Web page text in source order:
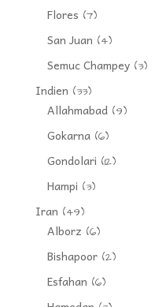
Flores (7)
San Juan (4)
Semuc Champey(3)
Indien (33)
Allahmabad(9)
Gokarna(6)
Gondolari (12)
Hampi (3)
Iran (49)
Alborz (6)
Bishapoor(2)
Esfahan (6)